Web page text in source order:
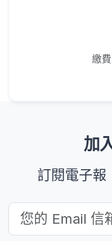
繳
加
訂閱電子報